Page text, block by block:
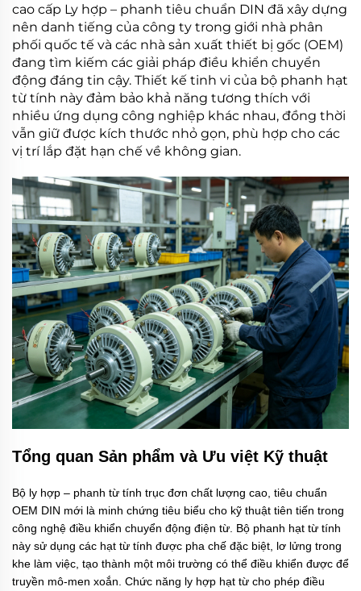
cao cấp Ly hợp – phanh tiêu chuẩn DIN đã xây dựng
nên danh tiếng của công ty trong giới nhà phân
phối quốc tế và các nhà sản xuất thiết bị gốc (OEM)
đang tìm kiếm các giải pháp điều khiển chuyển
động đáng tin cậy. Thiết kế tinh vi của bộ phanh hạt
từ tính này đảm bảo khả năng tương thích với
nhiều ứng dụng công nghiệp khác nhau, đồng thời
vẫn giữ được kích thước nhỏ gọn, phù hợp cho các
vị trí lắp đặt hạn chế về không gian.
Tổng quan Sản phẩm và Ưu việt Kỹ thuật
Bộ ly hợp – phanh từ tính trục đơn chất lượng cao, tiêu chuẩn
OEM DIN mới là minh chứng tiêu biểu cho kỹ thuật tiên tiến trong
công nghệ điều khiển chuyển động điện từ. Bộ phanh hạt từ tính
này sử dụng các hạt từ tính được pha chế đặc biệt, lơ lửng trong
khe làm việc, tạo thành một môi trường có thể điều khiển được để
truyền mô-men xoắn. Chức năng ly hợp hạt từ cho phép điều